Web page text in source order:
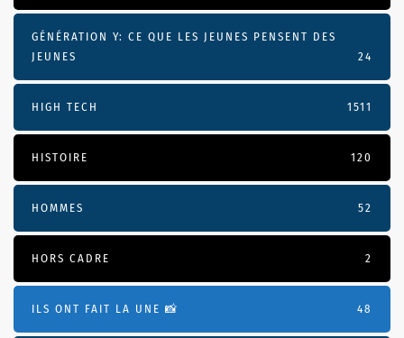
GÉNÉRATION Y: CE QUE LES JEUNES PENSENT DES
JEUNES
24
HIGH TECH 1511
HISTOIRE 120
HOMMES 52
HORS CADRE 2
ILS ONT FAIT LA UNE 📸 48